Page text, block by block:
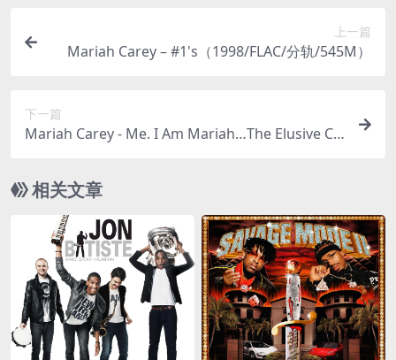
上一篇
Mariah Carey – #1's（1998/FLAC/分轨/545M）
下一篇
Mariah Carey - Me. I Am Mariah…The Elusive Ch
A/24bit/44.1kHz)
相关文章